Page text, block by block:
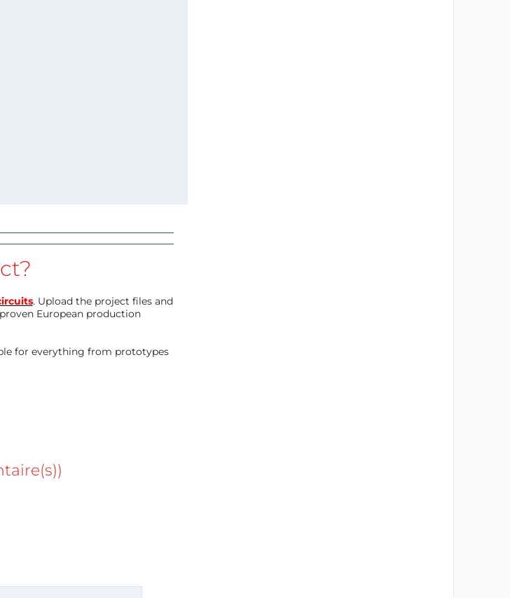
. Upload the project files and
European production
for everything from prototypes